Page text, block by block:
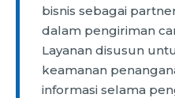
bisnis sebagai
dalam pengiriman
Layanan disusun
keamanan
informasi selama